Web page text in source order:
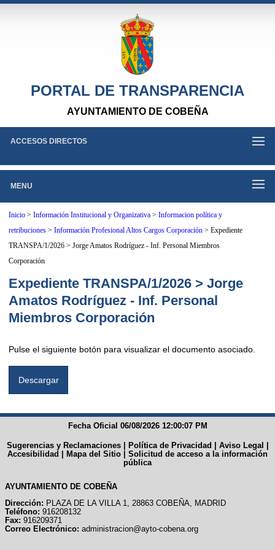
PORTAL DE TRANSPARENCIA
AYUNTAMIENTO DE COBEÑA
ACCESOS DIRECTOS
MENU
Inicio >Información Institucional y Organizativa >Informacion política y
retribuciones >Información Profesional Altos Cargos Corporación >Expediente
TRANSPA/1/2026 > Jorge Amatos Rodríguez - Inf. Personal Miembros
Corporación
Expediente TRANSPA/1/2026 > Jorge
Amatos Rodríguez - Inf. Personal
Miembros Corporación
Pulse el siguiente botón para visualizar el documento asociado.
Fecha Oficial 06/08/2026 12:00:07 PM
Sugerencias y Reclamaciones| Política de Privacidad | Aviso Legal |
Accesibilidad | Mapa del Sitio | Solicitud de acceso a la información
pública
AYUNTAMIENTO DE COBEÑA
Dirección: PLAZA DE LA VILLA 1, 28863 COBEÑA, MADRID
Teléfono: 916208132
Fax: 916209371
Correo Electrónico: administracion@ayto-cobena.org